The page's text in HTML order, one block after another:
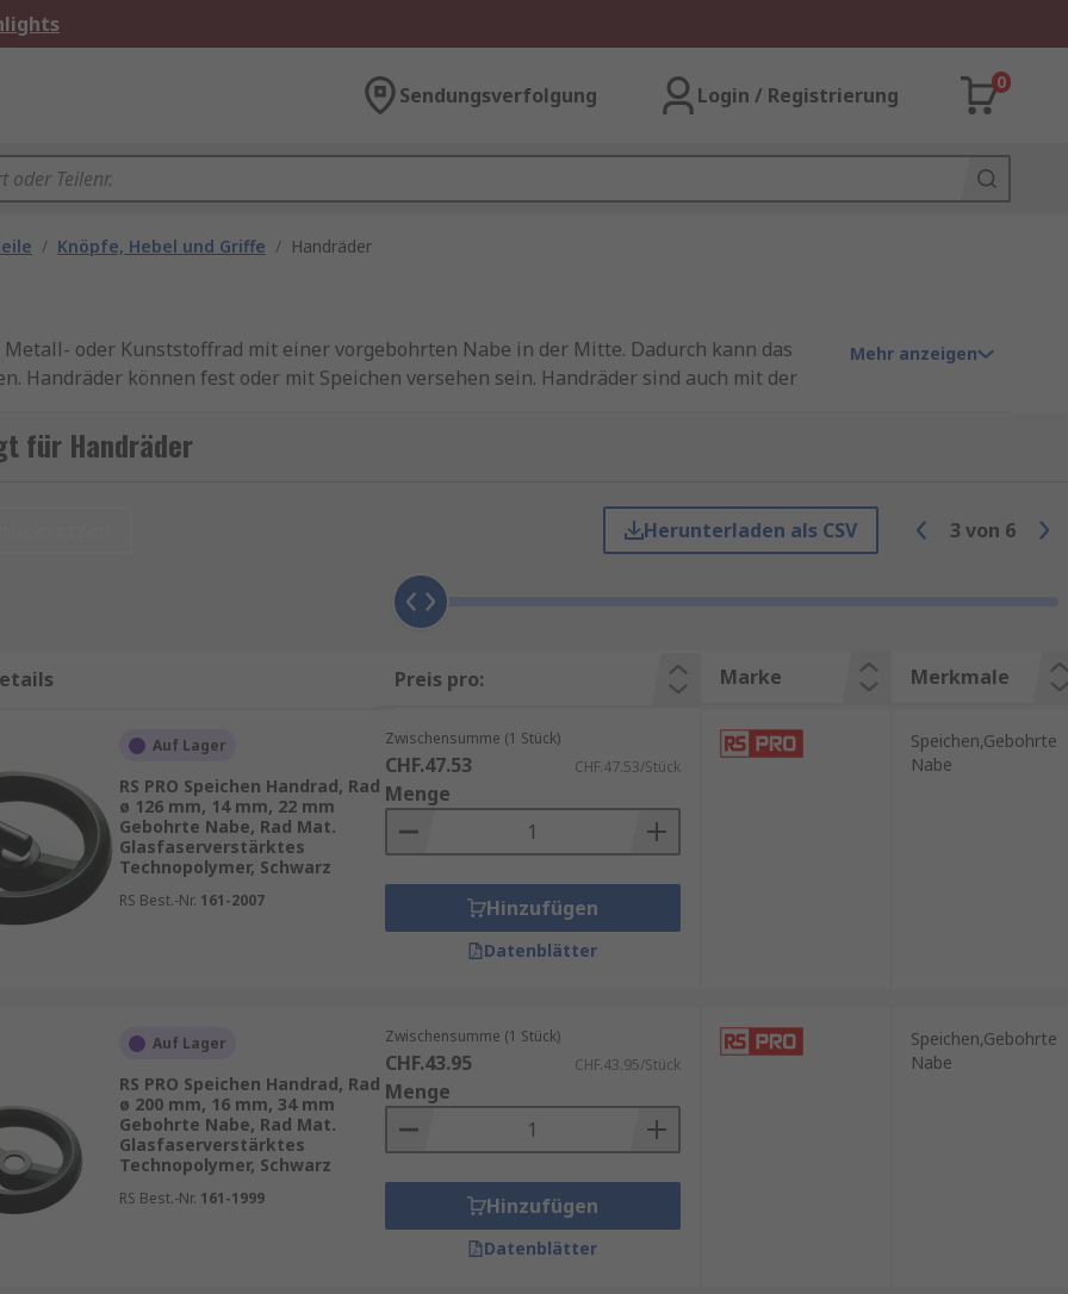
Sendungsverfolgung Login / Registrierung
0
/ Knöpfe, Hebel und Griffe / Handräder
oder Kunststoffrad mit einer vorgebohrten Nabe in der Mitte. Dadurch kann das
Handräder können fest oder mit Speichen versehen sein. Handräder sind auch mit der
Einstellen von Maschinen und Ventilen in Fabriken, Werken und Werkstätten verwendet.
erhältlich, die für jede Anwendung geeignet sind. Handräder werden sowohl für
Angebot umfasst:
können stationär (fest), drehbar oder klappbar sein. Sie bieten dem Benutzer
Geräts.
und Kunststoffen hergestellt. Das Material des Handrads hängt von der
soll. Dazu gehören:
Mehr anzeigen
für Handräder
Herunterladen als CSV 3 von 6
Preis pro: Marke Merkmale
Auf Lager
RS PRO Speichen Handrad, Rad
ø 126 mm, 14 mm, 22 mm
Gebohrte Nabe, Rad Mat.
Glasfaserverstärktes
Technopolymer, Schwarz
RS Best.-Nr. 161-2007
Zwischensumme (1 Stück)
CHF.47.53 CHF.47.53/Stück
Menge
Hinzufügen
Datenblätter
Speichen,Gebohrte
Nabe
Auf Lager
RS PRO Speichen Handrad, Rad
ø 200 mm, 16 mm, 34 mm
Gebohrte Nabe, Rad Mat.
Glasfaserverstärktes
Technopolymer, Schwarz
RS Best.-Nr. 161-1999
Zwischensumme (1 Stück)
CHF.43.95 CHF.43.95/Stück
Menge
Hinzufügen
Datenblätter
Speichen,Gebohrte
Nabe